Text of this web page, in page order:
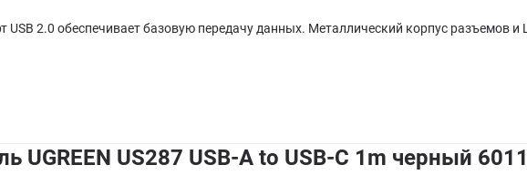
USB 2.0 обеспечивает базовую передачу данных. Металлический корпус разъемов и
UGREEN US287 USB-A to USB-C 1m черный